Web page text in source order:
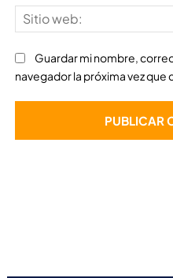
Guardar mi nombre,
navegador la próxima vez que